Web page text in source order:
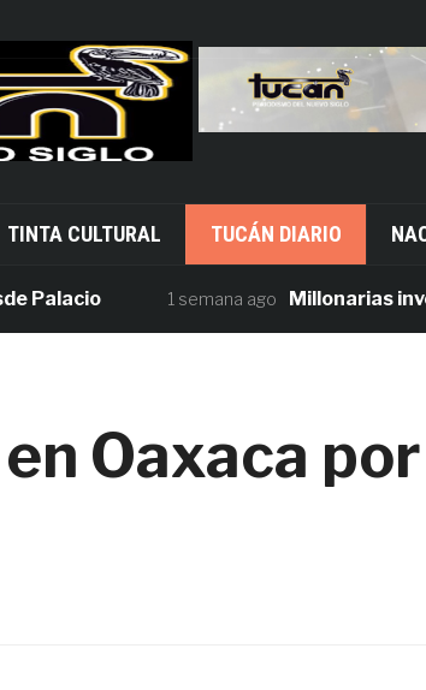
TINTA CULTURAL TUCÁN DIARIO
1 semana ago Millonarias
Oaxaca por